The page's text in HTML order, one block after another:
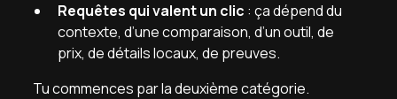
Requêtes qui valent un clic : ça dépend du
contexte, d’une comparaison, d’un outil, de
prix, de détails locaux, de preuves.
Tu commences par la deuxième catégorie.